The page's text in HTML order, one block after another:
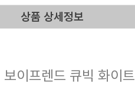
상품 상세정보
이프렌드 큐빅 화이트